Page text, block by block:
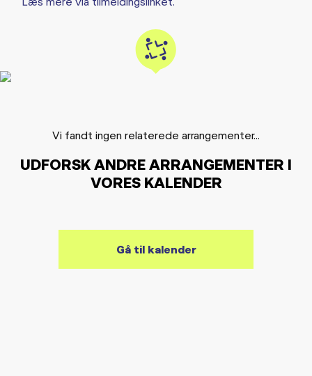
Vi fandt ingen relaterede arrangementer...
UDFORSK ANDRE ARRANGEMENTER I
VORES KALENDER
Gå til kalender